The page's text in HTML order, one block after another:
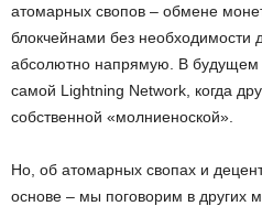
атомарных свопов – обмене
блокчейнами без необходимости
абсолютно напрямую. В будущем
самой Lightning Network, когда
собственной «молниеноской».
Но, об атомарных свопах и
основе – мы поговорим в других